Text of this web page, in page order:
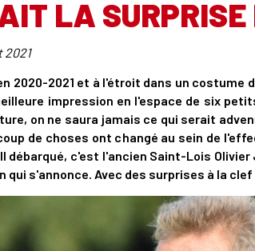
LA
2021
2020-2021 et à l'étroit dans un costume
impression en l'espace de six
on ne saura jamais ce qui serait
de choses ont changé au sein de
débarqué, c'est l'ancien Saint-Lois
qui s'annonce. Avec des surprises à la clef